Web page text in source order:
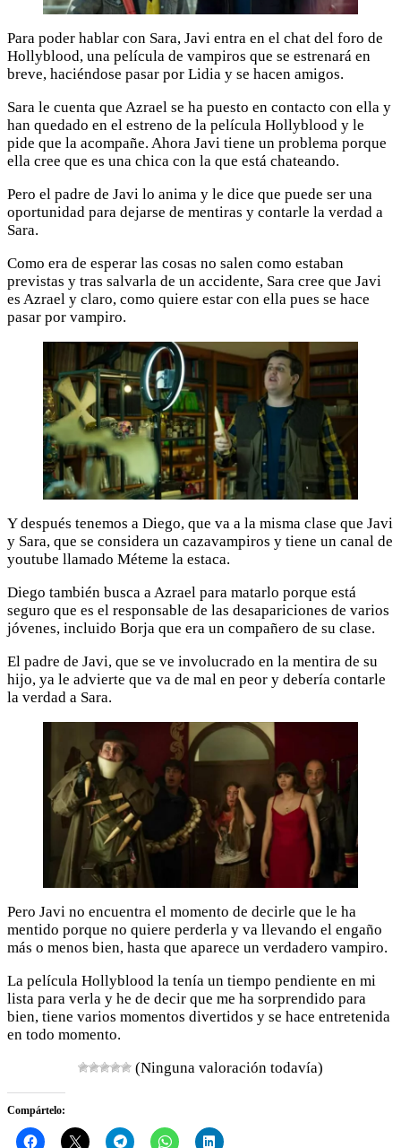
Para poder hablar con Sara, Javi entra en el chat del foro de
Hollyblood, una película de vampiros que se estrenará en
breve, haciéndose pasar por Lidia y se hacen amigos.
Sara le cuenta que Azrael se ha puesto en contacto con ella y
han quedado en el estreno de la película Hollyblood y le
pide que la acompañe. Ahora Javi tiene un problema porque
ella cree que es una chica con la que está chateando.
Pero el padre de Javi lo anima y le dice que puede ser una
oportunidad para dejarse de mentiras y contarle la verdad a
Sara.
Como era de esperar las cosas no salen como estaban
previstas y tras salvarla de un accidente, Sara cree que Javi
es Azrael y claro, como quiere estar con ella pues se hace
pasar por vampiro.
Y después tenemos a Diego, que va a la misma clase que Javi
y Sara, que se considera un cazavampiros y tiene un canal de
youtube llamado Méteme la estaca.
Diego también busca a Azrael para matarlo porque está
seguro que es el responsable de las desapariciones de varios
jóvenes, incluido Borja que era un compañero de su clase.
El padre de Javi, que se ve involucrado en la mentira de su
hijo, ya le advierte que va de mal en peor y debería contarle
la verdad a Sara.
Pero Javi no encuentra el momento de decirle que le ha
mentido porque no quiere perderla y va llevando el engaño
más o menos bien, hasta que aparece un verdadero vampiro.
La película Hollyblood la tenía un tiempo pendiente en mi
lista para verla y he de decir que me ha sorprendido para
bien, tiene varios momentos divertidos y se hace entretenida
en todo momento.
(Ninguna valoración todavía)
Compártelo: